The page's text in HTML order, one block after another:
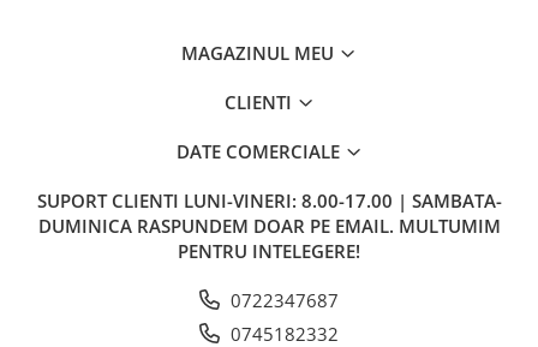
MAGAZINUL MEU
CLIENTI
DATE COMERCIALE
SUPORT CLIENTI LUNI-VINERI: 8.00-17.00 | SAMBATA-
DUMINICA RASPUNDEM DOAR PE EMAIL. MULTUMIM
PENTRU INTELEGERE!
0722347687
0745182332